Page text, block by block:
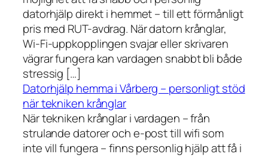
datorhjälp direkt i hemmet – till ett förmånligt
pris med RUT-avdrag. När datorn krånglar,
Wi-Fi-uppkopplingen svajar eller skrivaren
vägrar fungera kan vardagen snabbt bli både
stressig […]
Datorhjälp hemma i Vårberg – personligt stöd
när tekniken krånglar
När tekniken krånglar i vardagen – från
strulande datorer och e-post till wifi som
inte vill fungera – finns personlig hjälp att få i